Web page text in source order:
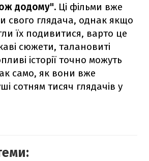
додому". Ці фільми вже
свого глядача, однак якщо
їх подивитися, варто це
сюжети, талановиті
історії точно можуть
само, як вони вже
сотням тисяч глядачів у